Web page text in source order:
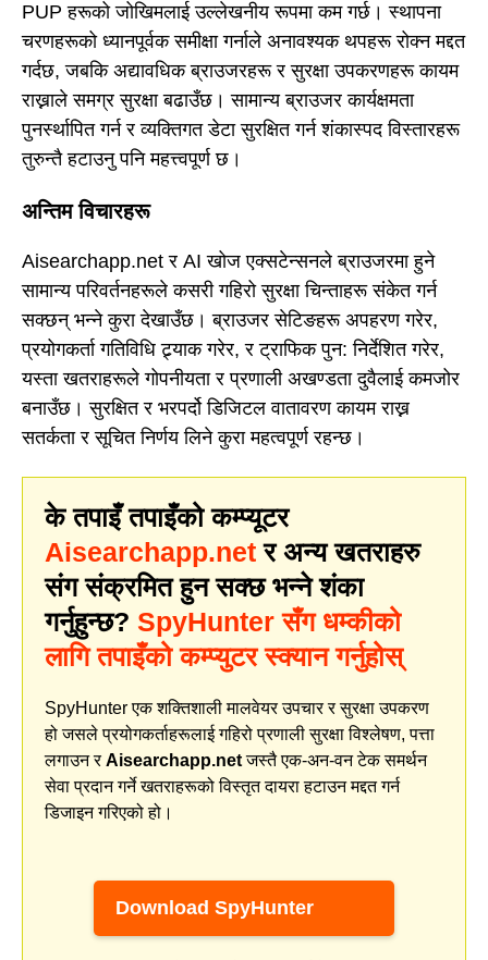
PUP हरूको जोखिमलाई उल्लेखनीय रूपमा कम गर्छ। स्थापना
चरणहरूको ध्यानपूर्वक समीक्षा गर्नाले अनावश्यक थपहरू रोक्न मद्दत
गर्दछ, जबकि अद्यावधिक ब्राउजरहरू र सुरक्षा उपकरणहरू कायम
राख्नाले समग्र सुरक्षा बढाउँछ। सामान्य ब्राउजर कार्यक्षमता
पुनर्स्थापित गर्न र व्यक्तिगत डेटा सुरक्षित गर्न शंकास्पद विस्तारहरू
तुरुन्तै हटाउनु पनि महत्त्वपूर्ण छ।
अन्तिम विचारहरू
Aisearchapp.net र AI खोज एक्सटेन्सनले ब्राउजरमा हुने
सामान्य परिवर्तनहरूले कसरी गहिरो सुरक्षा चिन्ताहरू संकेत गर्न
सक्छन् भन्ने कुरा देखाउँछ। ब्राउजर सेटिङहरू अपहरण गरेर,
प्रयोगकर्ता गतिविधि ट्र्याक गरेर, र ट्राफिक पुन: निर्देशित गरेर,
यस्ता खतराहरूले गोपनीयता र प्रणाली अखण्डता दुवैलाई कमजोर
बनाउँछ। सुरक्षित र भरपर्दो डिजिटल वातावरण कायम राख्न
सतर्कता र सूचित निर्णय लिने कुरा महत्वपूर्ण रहन्छ।
के तपाइँ तपाइँको कम्प्यूटर
Aisearchapp.net र अन्य खतराहरु
संग संक्रमित हुन सक्छ भन्ने शंका
गर्नुहुन्छ? SpyHunter सँग धम्कीको
लागि तपाइँको कम्प्युटर स्क्यान गर्नुहोस्
SpyHunter एक शक्तिशाली मालवेयर उपचार र सुरक्षा उपकरण
हो जसले प्रयोगकर्ताहरूलाई गहिरो प्रणाली सुरक्षा विश्लेषण, पत्ता
लगाउन रAisearchapp.netजस्तै एक-अन-वन टेक समर्थन
सेवा प्रदान गर्ने खतराहरूको विस्तृत दायरा हटाउन मद्दत गर्न
डिजाइन गरिएको हो।
Download SpyHunter